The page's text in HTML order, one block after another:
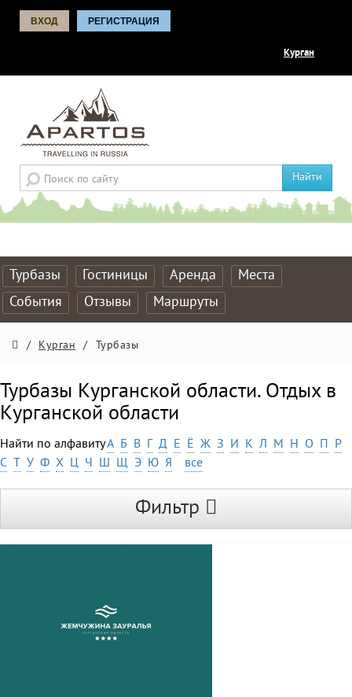
ВХОД РЕГИСТРАЦИЯ
Курган
Найти
Турбазы Гостиницы Аренда
Места
События
Отзывы Маршруты
/ Курган / Турбазы
Турбазы Курганской области. Отдых в
Курганской области
Найти по алфавитуА Б В Г Д Е Ё Ж З И К Л М Н О П Р
С Т У Ф Х Ц Ч Ш Щ Э Ю Я все
Фильтр